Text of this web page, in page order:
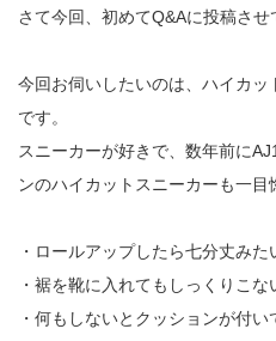
さて今回、初めてQ&Aに投稿させ
今回お伺いしたいのは、ハイカッ
です。
スニーカーが好きで、数年前に
ンのハイカットスニーカーも一目
・ロールアップしたら七分丈み
・裾を靴に入れてもしっくりこ
・何もしないとクッションが付